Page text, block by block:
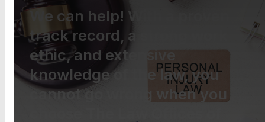
We can help! With a proven
track record, a strong work
ethic, and extensive
knowledge of the law, you
cannot go wrong when you